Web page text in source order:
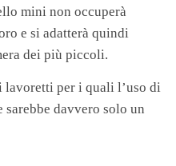
mini non occuperà
e si adatterà quindi
dei più piccoli.
lavoretti per i quali l’uso di
sarebbe davvero solo un